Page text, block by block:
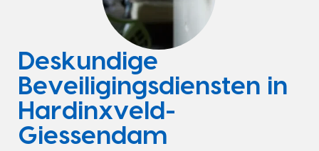
Deskundige
Beveiligingsdiensten in
Hardinxveld-
Giessendam